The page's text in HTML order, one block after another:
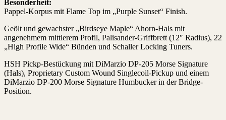
Besonderheit:
Pappel-Korpus mit Flame Top im „Purple Sunset“ Finish.
Geölt und gewachster „Birdseye Maple“ Ahorn-Hals mit
angenehmem mittlerem Profil, Palisander-Griffbrett (12″ Radius), 22
„High Profile Wide“ Bünden und Schaller Locking Tuners.
HSH Pickp-Bestückung mit DiMarzio DP-205 Morse Signature
(Hals), Proprietary Custom Wound Singlecoil-Pickup und einem
DiMarzio DP-200 Morse Signature Humbucker in der Bridge-
Position.